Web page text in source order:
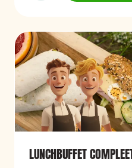
LUNCHBUFFET